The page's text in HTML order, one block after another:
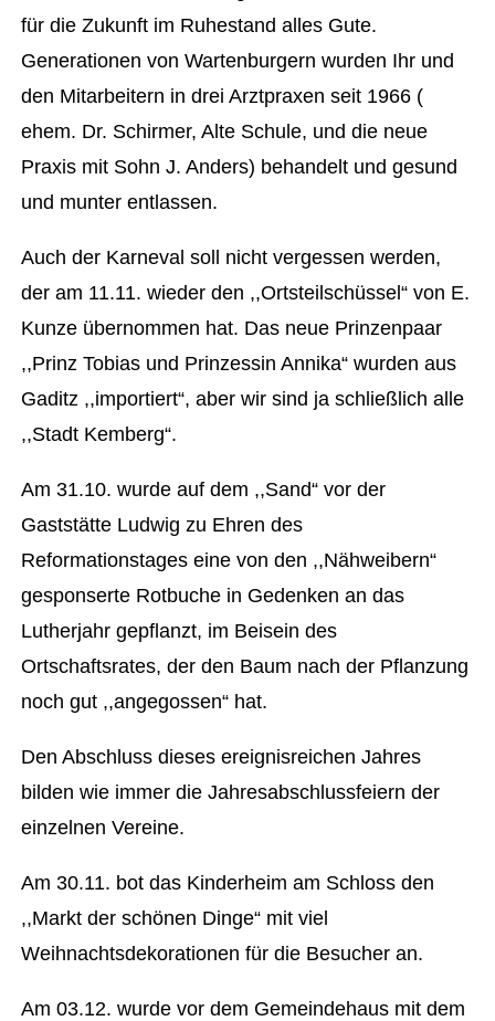
für die Zukunft im Ruhestand alles Gute.
Generationen von Wartenburgern wurden Ihr und
den Mitarbeitern in drei Arztpraxen seit 1966 (
ehem. Dr. Schirmer, Alte Schule, und die neue
Praxis mit Sohn J. Anders) behandelt und gesund
und munter entlassen.
Auch der Karneval soll nicht vergessen werden,
der am 11.11. wieder den ,,Ortsteilschüssel“ von E.
Kunze übernommen hat. Das neue Prinzenpaar
,,Prinz Tobias und Prinzessin Annika“ wurden aus
Gaditz ,,importiert“, aber wir sind ja schließlich alle
,,Stadt Kemberg“.
Am 31.10. wurde auf dem ,,Sand“ vor der
Gaststätte Ludwig zu Ehren des
Reformationstages eine von den ,,Nähweibern“
gesponserte Rotbuche in Gedenken an das
Lutherjahr gepflanzt, im Beisein des
Ortschaftsrates, der den Baum nach der Pflanzung
noch gut ,,angegossen“ hat.
Den Abschluss dieses ereignisreichen Jahres
bilden wie immer die Jahresabschlussfeiern der
einzelnen Vereine.
Am 30.11. bot das Kinderheim am Schloss den
,,Markt der schönen Dinge“ mit viel
Weihnachtsdekorationen für die Besucher an.
Am 03.12. wurde vor dem Gemeindehaus mit dem